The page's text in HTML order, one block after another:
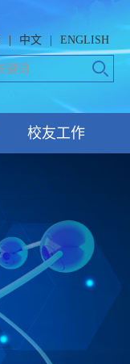
中文 ENGLISH
校友工作